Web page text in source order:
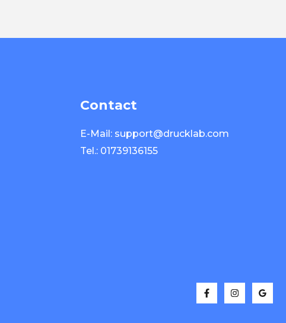
Contact
E-Mail: support@drucklab.com
Tel.: 01739136155